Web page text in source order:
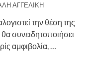
ΑΓΓΕΛΙΚΗ
την θέση της
συνειδητοποιήσει
αμφιβολία, …